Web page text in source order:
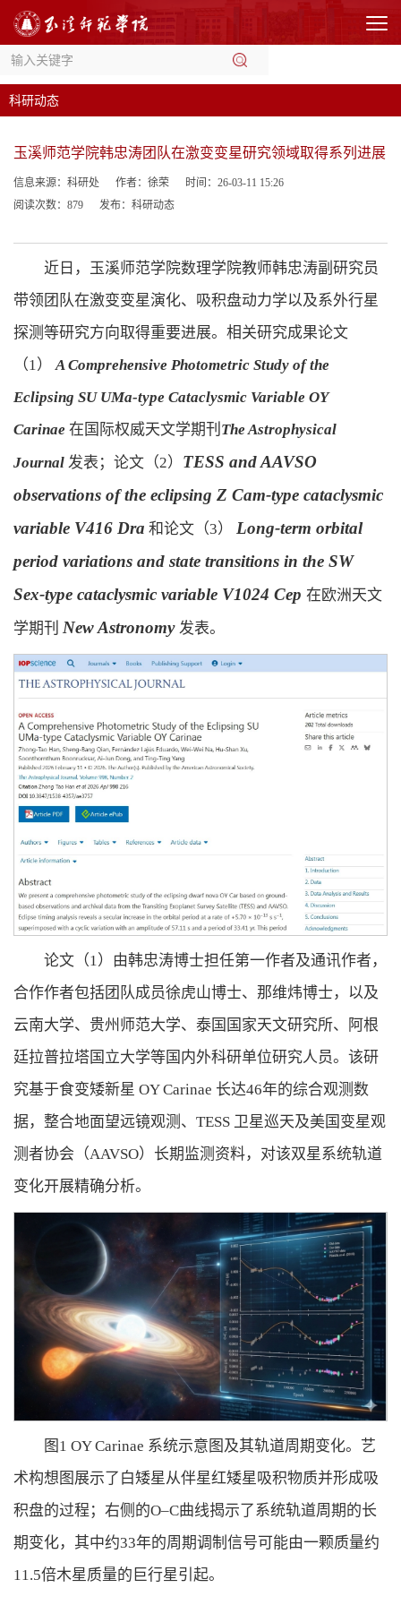
科研动态
玉溪师范学院韩忠涛团队在激变变星研究领域取得系列进展
信息来源：科研处 作者：徐荣
时间：26-03-11 15:26
阅读次数： 879 发布：科研动态
近日，玉溪师范学院数理学院教师韩忠涛副研究员
带领团队在激变变星演化、吸积盘动力学以及系外行星
探测等研究方向取得重要进展。相关研究成果论文
（1）A Comprehensive Photometric Study of the
Eclipsing SU UMa-type Cataclysmic Variable OY
Carinae 在国际权威天文学期刊 The Astrophysical
Journal 发表 ；论文（2） TESS and AAVSO
observations of the eclipsing Z Cam-type cataclysmic
variable V416 Dra 和论文（3） Long-term orbital
period variations and state transitions in the SW
Sex-type cataclysmic variable V1024 Cep 在欧洲天文
学期刊 New Astronomy 发表。
论文（1）由韩忠涛博士担任第一作者及通讯作者，
合作作者包括团队成员徐虎山博士、那维炜博士，以及
云南大学、贵州师范大学、泰国国家天文研究所、阿根
廷拉普拉塔国立大学等国内外科研单位研究人员。该研
究基于食变矮新星 OY Carinae 长达46年的综合观测数
据，整合地面望远镜观测、TESS 卫星巡天及美国变星观
测者协会（AAVSO）长期监测资料，对该双星系统轨道
变化开展精确分析。
图1 OY Carinae 系统示意图及其轨道周期变化。艺
术构想图展示了白矮星从伴星红矮星吸积物质并形成吸
积盘的过程；右侧的O–C曲线揭示了系统轨道周期的长
期变化，其中约33年的周期调制信号可能由一颗质量约
11.5倍木星质量的巨行星引起。